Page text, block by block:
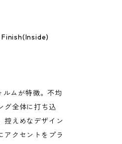
ルムが特徴。不均
グ全体に打ち込
控えめなデザイン
アクセントをプラ